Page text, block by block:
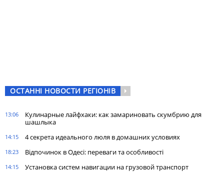
ОСТАННІ НОВОСТИ РЕГІОНІВ
13:06
Кулинарные лайфхаки: как замариновать скумбрию для
шашлыка
14:15 4 секрета идеального люля в домашних условиях
18:23 Відпочинок в Одесі: переваги та особливості
14:15 Установка систем навигации на грузовой транспорт